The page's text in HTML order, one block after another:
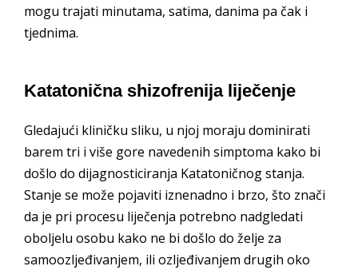
mogu trajati minutama, satima, danima pa čak i
tjednima.
Katatonična shizofrenija liječenje
Gledajući kliničku sliku, u njoj moraju dominirati
barem tri i više gore navedenih simptoma kako bi
došlo do dijagnosticiranja Katatoničnog stanja.
Stanje se može pojaviti iznenadno i brzo, što znači
da je pri procesu liječenja potrebno nadgledati
oboljelu osobu kako ne bi došlo do želje za
samoozljeđivanjem, ili ozljeđivanjem drugih oko